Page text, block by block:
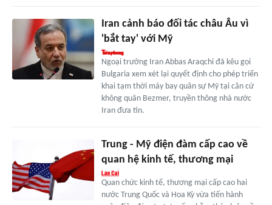
Iran cảnh báo đối tác châu Âu vì
'bắt tay' với Mỹ
Ngoại trưởng Iran Abbas Araqchi đã kêu gọi
Bulgaria xem xét lại quyết định cho phép triển
khai tạm thời máy bay quân sự Mỹ tại căn cứ
không quân Bezmer, truyền thông nhà nước
Iran đưa tin.
Trung - Mỹ điện đàm cấp cao về
quan hệ kinh tế, thương mại
Quan chức kinh tế, thương mại cấp cao hai
nước Trung Quốc và Hoa Kỳ vừa tiến hành